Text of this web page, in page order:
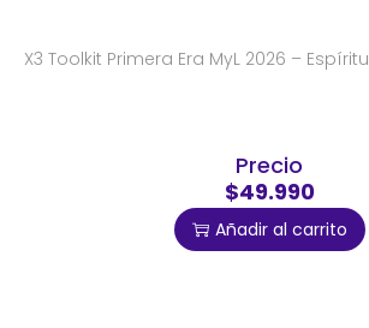
X3 Toolkit Primera Era MyL 2026 – Espíritu
Precio
$49.990
Añadir al carrito